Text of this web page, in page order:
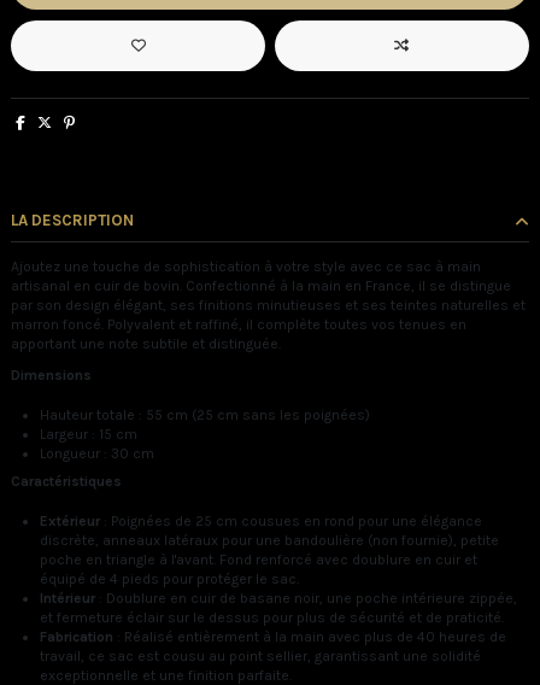
LA DESCRIPTION
Ajoutez une touche de sophistication à votre style avec ce sac à main
artisanal en cuir de bovin. Confectionné à la main en France, il se distingue
par son design élégant, ses finitions minutieuses et ses teintes naturelles et
marron foncé. Polyvalent et raffiné, il complète toutes vos tenues en
apportant une note subtile et distinguée.
Dimensions
Hauteur totale : 55 cm (25 cm sans les poignées)
Largeur : 15 cm
Longueur : 30 cm
Caractéristiques
Extérieur : Poignées de 25 cm cousues en rond pour une élégance
discrète, anneaux latéraux pour une bandoulière (non fournie), petite
poche en triangle à l'avant. Fond renforcé avec doublure en cuir et
équipé de 4 pieds pour protéger le sac.
Intérieur : Doublure en cuir de basane noir, une poche intérieure zippée,
et fermeture éclair sur le dessus pour plus de sécurité et de praticité.
Fabrication : Réalisé entièrement à la main avec plus de 40 heures de
travail, ce sac est cousu au point sellier, garantissant une solidité
exceptionnelle et une finition parfaite.